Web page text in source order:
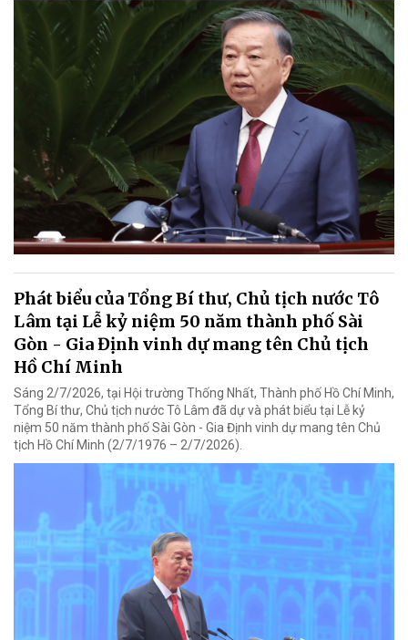
Phát biểu của Tổng Bí thư, Chủ tịch nước Tô
Lâm tại Lễ kỷ niệm 50 năm thành phố Sài
Gòn - Gia Định vinh dự mang tên Chủ tịch
Hồ Chí Minh
Sáng 2/7/2026, tại Hội trường Thống Nhất, Thành phố Hồ Chí Minh,
Tổng Bí thư, Chủ tịch nước Tô Lâm đã dự và phát biểu tại Lễ kỷ
niệm 50 năm thành phố Sài Gòn - Gia Định vinh dự mang tên Chủ
tịch Hồ Chí Minh (2/7/1976 – 2/7/2026).